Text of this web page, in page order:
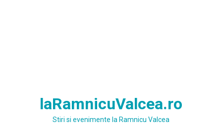
laRamnicuValcea.ro
Stiri si evenimente la Ramnicu Valcea